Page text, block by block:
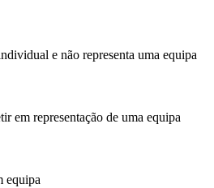
e não representa uma equipa
em representação de uma equipa
equipa